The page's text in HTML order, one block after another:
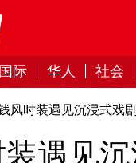
国际 华人 社会
风时装遇见沉浸式戏
遇见